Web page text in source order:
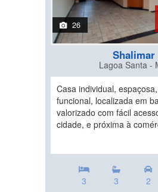
26
Shalimar
Lagoa Santa -
Casa individual,
funcional, localizada em
valorizado com fácil
cidade, e próxima à
3 3 2